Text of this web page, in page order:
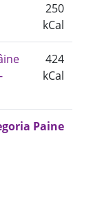
250
kCal
424
kCal
Paine